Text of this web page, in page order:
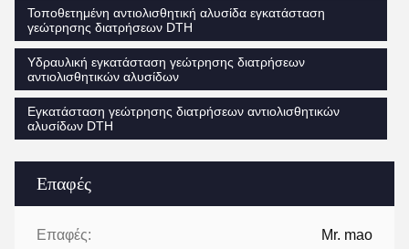
Επαφές
Επαφές: Mr. mao
Τοποθετημένη αντιολισθητική αλυσίδα εγκατάσταση
γεώτρησης διατρήσεων DTH
Υδραυλική εγκατάσταση γεώτρησης διατρήσεων
αντιολισθητικών αλυσίδων
Εγκατάσταση γεώτρησης διατρήσεων αντιολισθητικών
αλυσίδων DTH